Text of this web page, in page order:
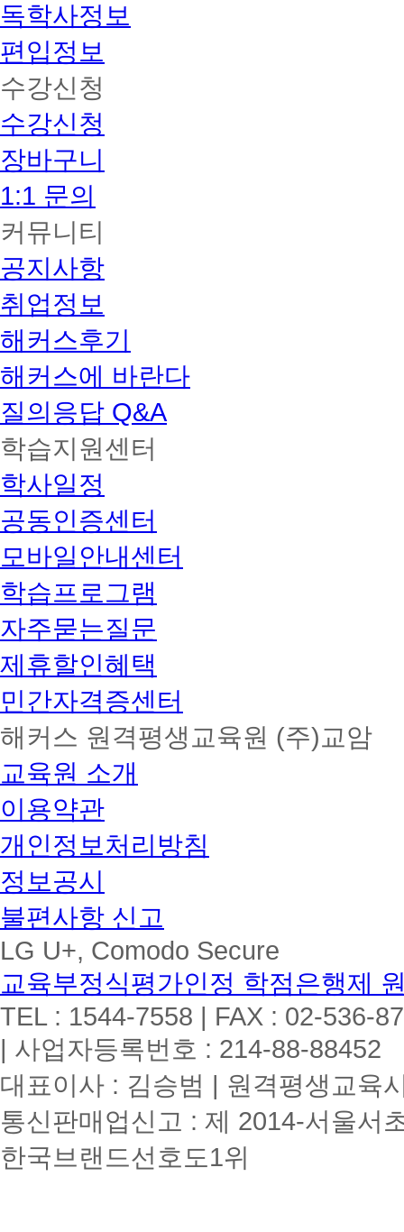
독학사정보
편입정보
수강신청
수강신청
장바구니
1:1 문의
커뮤니티
공지사항
취업정보
해커스후기
해커스에 바란다
질의응답 Q&A
학습지원센터
학사일정
공동인증센터
모바일안내센터
학습프로그램
자주묻는질문
제휴할인혜택
민간자격증센터
해커스 원격평생교육원 (주)교암
교육원 소개
이용약관
개인정보처리방침
정보공시
불편사항 신고
LG U+, Comodo Secure
교육부정식평가인정 학점은행제
TEL : 1544-7558 | FAX : 02-536-
| 사업자등록번호 : 214-88-88452
대표이사 : 김승범 | 원격평생교육
통신판매업신고 : 제 2014-서울서
한국브랜드선호도1위